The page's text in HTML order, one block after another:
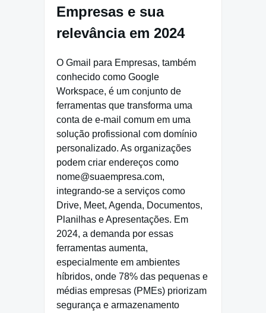
Empresas e sua
relevância em 2024
O Gmail para Empresas, também
conhecido como Google
Workspace, é um conjunto de
ferramentas que transforma uma
conta de e-mail comum em uma
solução profissional com domínio
personalizado. As organizações
podem criar endereços como
nome@suaempresa.com,
integrando-se a serviços como
Drive, Meet, Agenda, Documentos,
Planilhas e Apresentações. Em
2024, a demanda por essas
ferramentas aumenta,
especialmente em ambientes
híbridos, onde 78% das pequenas e
médias empresas (PMEs) priorizam
segurança e armazenamento